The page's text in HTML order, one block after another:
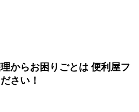
からお困りごとは 便利屋フ
さい！